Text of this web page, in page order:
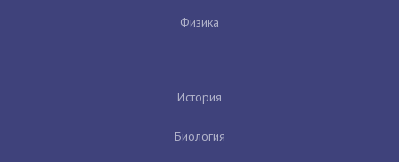
Физика
История
Биология